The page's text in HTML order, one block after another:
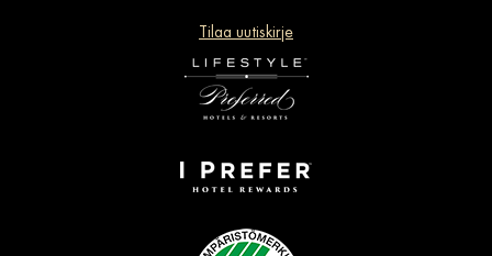
Tilaa uutiskirje